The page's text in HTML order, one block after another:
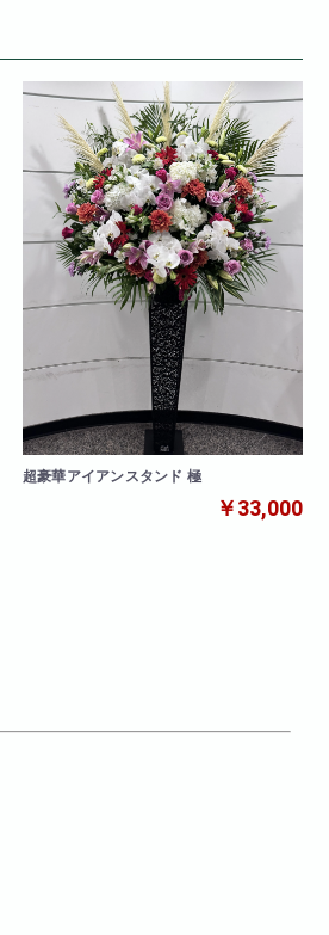
超豪華アイアンスタンド 極
￥33,000